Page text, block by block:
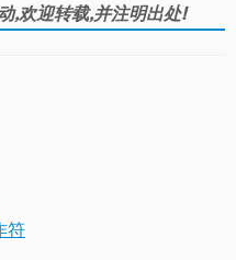
,欢迎转载,并注明出处!
符